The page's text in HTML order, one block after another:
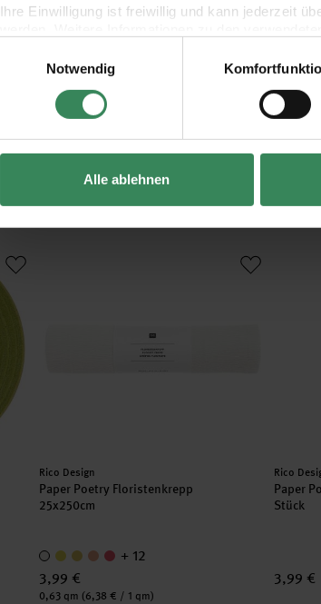
Ihre Einwilligung ist freiwillig und kann jederzeit
Impressum
Datenschutz Vertrag widerrufen
Notwendig
Alle ablehnen
Hersteller:
Rico Design
Paper Poetry Floristenkrepp
25x250cm
+ 12
3,99 €
Inhalt:
0,63 qm (6,38 € / 1 qm)
Paper
Rico
Paper
Stück
3,99 €